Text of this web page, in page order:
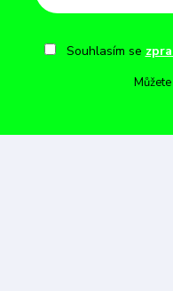
Souhlasím se